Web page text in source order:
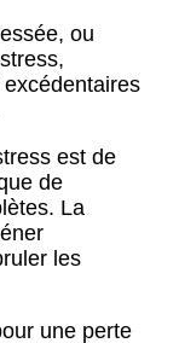
ou
est de
de
La
les
une perte